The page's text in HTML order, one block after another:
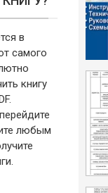
в
самого
книгу
любым